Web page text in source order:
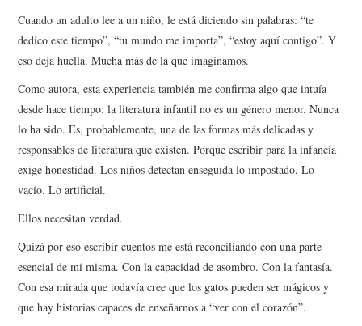
Cuando un adulto lee a un niño, le está diciendo sin palabras: “te
dedico este tiempo”, “tu mundo me importa”, “estoy aquí contigo”. Y
eso deja huella. Mucha más de la que imaginamos.
Como autora, esta experiencia también me confirma algo que intuía
desde hace tiempo: la literatura infantil no es un género menor. Nunca
lo ha sido. Es, probablemente, una de las formas más delicadas y
responsables de literatura que existen. Porque escribir para la infancia
exige honestidad. Los niños detectan enseguida lo impostado. Lo
vacío. Lo artificial.
Ellos necesitan verdad.
Quizá por eso escribir cuentos me está reconciliando con una parte
esencial de mí misma. Con la capacidad de asombro. Con la fantasía.
Con esa mirada que todavía cree que los gatos pueden ser mágicos y
que hay historias capaces de enseñarnos a “ver con el corazón”.